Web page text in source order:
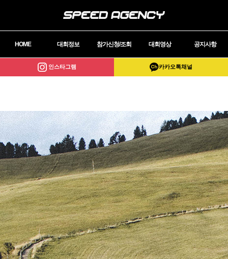
HOME 대회정보 참가신청/조회 대회영상 공지사항
인스타그램 카카오톡채널